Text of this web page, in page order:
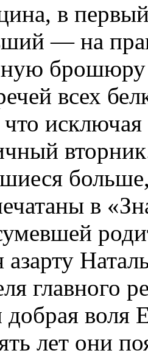
в
— на
всех
в
азарту
главного
добрая воля
лет они